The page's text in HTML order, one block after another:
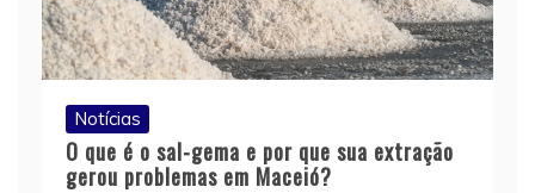
Notícias
O que é o sal-gema e por que sua extração
gerou problemas em Maceió?